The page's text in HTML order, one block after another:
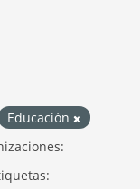
Educación